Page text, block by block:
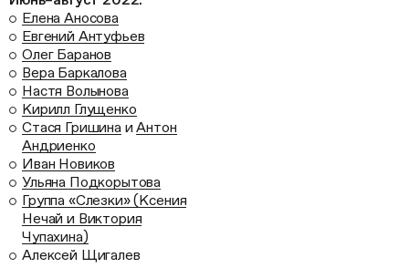
Елена Аносова
Евгений Антуфьев
Олег Баранов
Вера Баркалова
Настя Волынова
Кирилл Глущенко
Стася ГришинаиАнтон
Андриенко
Иван Новиков
Ульяна Подкорытова
Группа «Слезки» (Ксения
Нечай и Виктория
Чупахина)
Алексей Щигалев